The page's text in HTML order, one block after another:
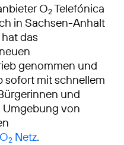
O2Telefónica
in Sachsen-Anhalt
das
genommen und
sofort mit schnellem
und
von
O2 Netz.